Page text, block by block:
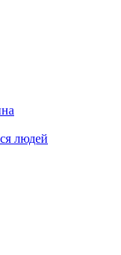
людей